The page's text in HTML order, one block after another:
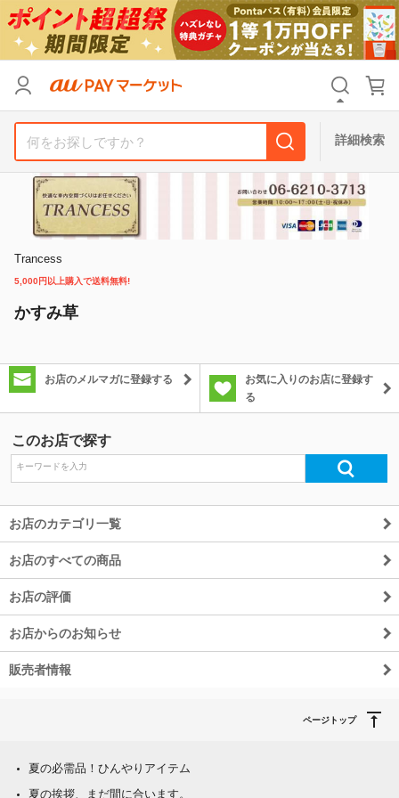
詳細検索
Trancess
5,000円以上購入で送料無料!
かすみ草
お店のメルマガに登録する
お気に入りのお店に登録す
る
このお店で探す
お店のカテゴリ一覧
お店のすべての商品
お店の評価
お店からのお知らせ
販売者情報
ページトップ
夏の必需品！ひんやりアイテム
夏の挨拶、まだ間に合います。
支払い方法
その他の条件
Pontaパス特典対象すべて
サンキュー配送対象
キーワード
除外ワード